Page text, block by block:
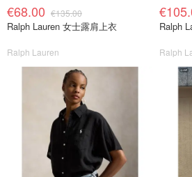
€68.00 €135.00
Ralph Lauren 女士露肩上衣
Ralph Lauren
Ralph
Ralph